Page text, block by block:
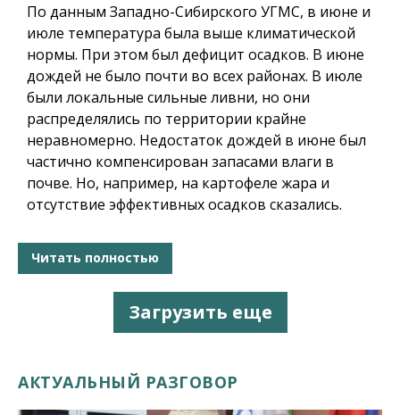
По данным Западно-Сибирского УГМС, в июне и
июле температура была выше климатической
нормы. При этом был дефицит осадков. В июне
дождей не было почти во всех районах. В июле
были локальные сильные ливни, но они
распределялись по территории крайне
неравномерно. Недостаток дождей в июне был
частично компенсирован запасами влаги в
почве. Но, например, на картофеле жара и
отсутствие эффективных осадков сказались.
Читать полностью
Загрузить еще
АКТУАЛЬНЫЙ РАЗГОВОР